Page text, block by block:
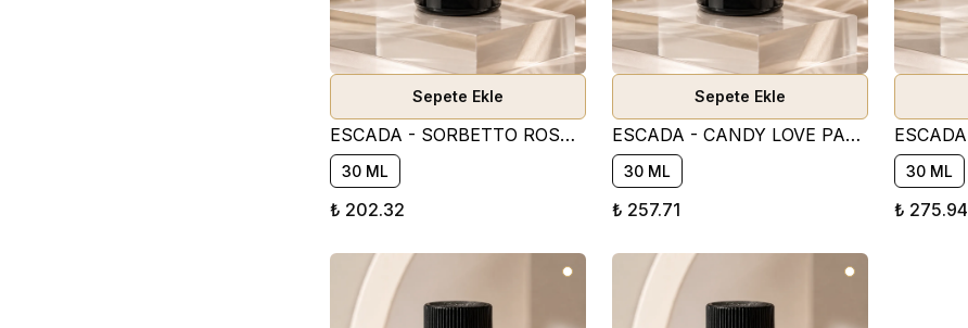
Sepete Ekle
ESCADA - SORBETTO ROSSO PARFÜM ESANSI - AW010 ( MEYVEMSİ )
30 ML
₺ 202.32
Sepete Ekle
ESCADA - CANDY LOVE PARFÜM ESANSI ( TATLI )
30 ML
₺ 257.71
30 ML
₺ 275.94